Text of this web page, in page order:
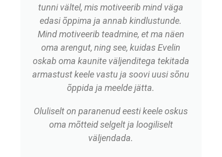
tunni vältel, mis motiveerib mind väga
edasi õppima ja annab kindlustunde.
Mind motiveerib teadmine, et ma näen
oma arengut, ning see, kuidas Evelin
oskab oma kaunite väljenditega tekitada
armastust keele vastu ja soovi uusi sõnu
õppida ja meelde jätta.
Oluliselt on paranenud eesti keele oskus
oma mõtteid selgelt ja loogiliselt
väljendada.